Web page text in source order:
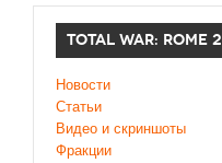
TOTAL WAR: ROME 2
Новости
Статьи
Видео и скриншоты
Фракции